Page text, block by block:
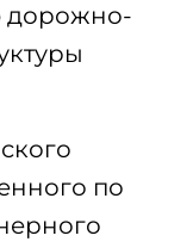
дорожно-
по